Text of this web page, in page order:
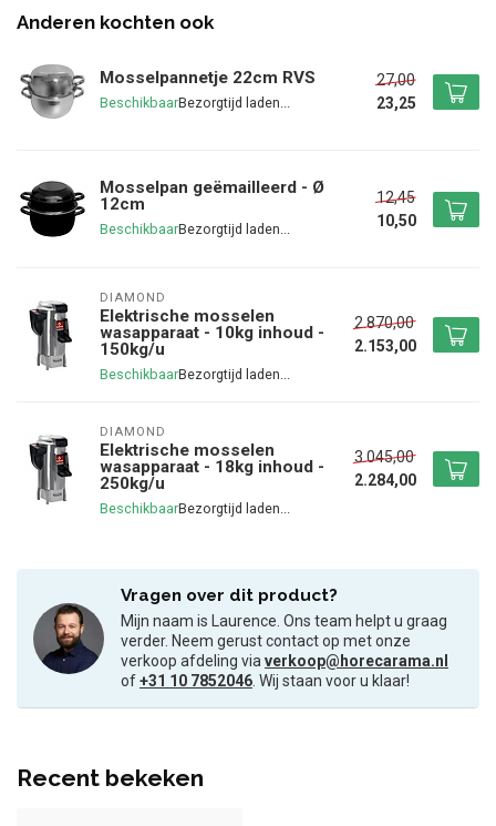
Anderen kochten ook
Mosselpannetje 22cm RVS
Beschikbaar
27,00
23,25
Mosselpan geëmailleerd - Ø
12cm
Beschikbaar
12,45
10,50
DIAMOND
Elektrische mosselen
wasapparaat - 10kg inhoud -
150kg/u
Beschikbaar
2.870,00
2.153,00
DIAMOND
Elektrische mosselen
wasapparaat - 18kg inhoud -
250kg/u
Beschikbaar
3.045,00
2.284,00
Vragen over dit product?
Mijn naam is Laurence. Ons team helpt u graag
verder. Neem gerust contact op met onze
verkoop afdeling viaverkoop@horecarama.nl
of+31 10 7852046. Wij staan voor u klaar!
Recent bekeken